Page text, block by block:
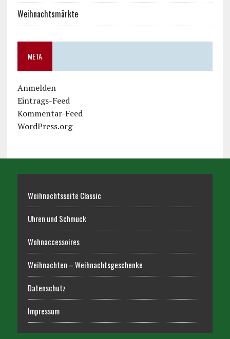
Weihnachtsmärkte
META
Anmelden
Eintrags-Feed
Kommentar-Feed
WordPress.org
Weihnachtsseite Classic
Uhren und Schmuck
Wohnaccessoires
Weihnachten – Weihnachtsgeschenke
Datenschutz
Impressum